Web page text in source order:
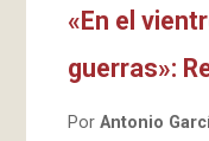
«En el
guerras»:
Por Antonio